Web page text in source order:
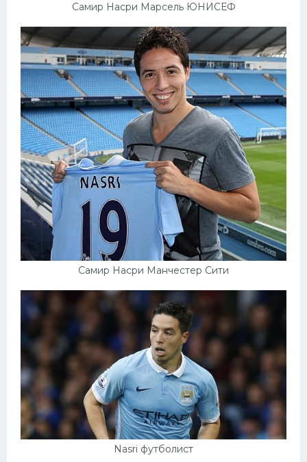
Самир Насри Марсель ЮНИСЕФ
Самир Насри Манчестер Сити
Nasri футболист